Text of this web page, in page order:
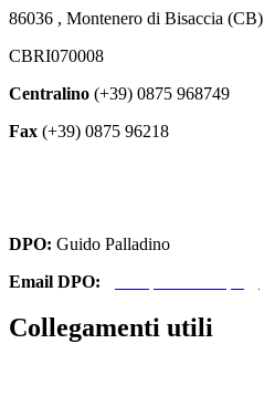
86036 , Montenero di Bisaccia (CB)
CBRI070008
Centralino (+39) 0875 968749
Fax (+39) 0875 96218
DPO: Guido Palladino
Email DPO:
Collegamenti utili